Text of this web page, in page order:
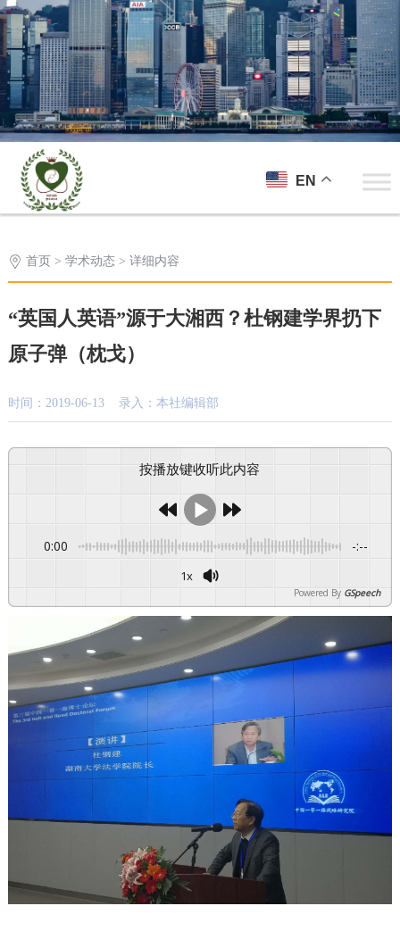
EN
首页 > 学术动态> 详细内容
“英国人英语”源于大湘西？杜钢建学界扔下
原子弹（枕戈）
时间：2019-06-13 录入：本社编辑部
按播放键收听此内容
0:00 -:--
1x
Powered By GSpeech